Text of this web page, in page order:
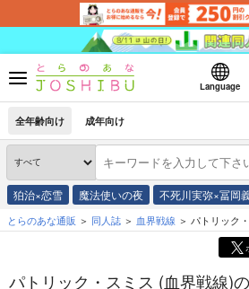
Language
全年齢向け 成年向け
狛治×恋雪 魔法使いの夜 不死川実弥×冨岡
とらのあな通販 同人誌 血界戦線 パトリック
パトリック・スミス (血界戦線)